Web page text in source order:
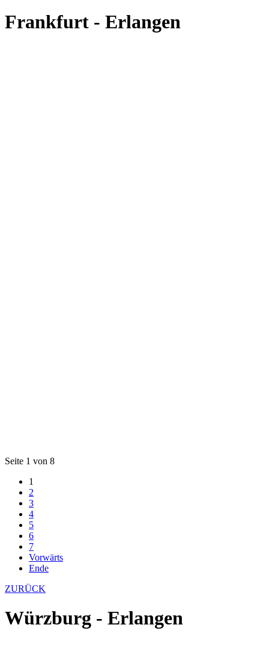
Frankfurt - Erlangen
Seite 1 von 8
1
2
3
4
5
6
7
Vorwärts
Ende
ZURÜCK
Würzburg - Erlangen